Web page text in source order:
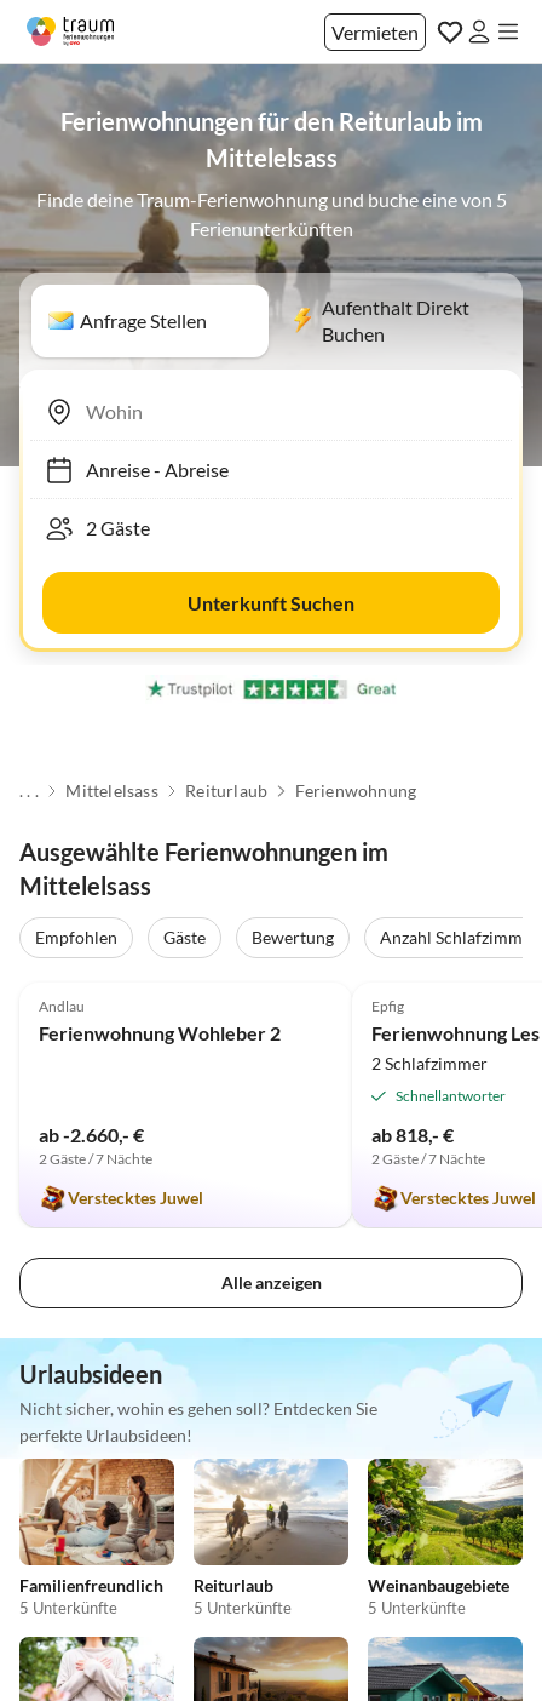
Vermieten
Ferienwohnungen für den Reiturlaub im
Mittelelsass
Finde deine Traum-Ferienwohnung und buche eine von 5
Ferienunterkünften
Anfrage Stellen
Aufenthalt Direkt
Buchen
Anreise- Abreise
Unterkunft Suchen
. . . Mittelelsass Reiturlaub Ferienwohnung
Ausgewählte Ferienwohnungen im
Mittelelsass
Empfohlen Gäste Bewertung
Anzahl Schlafzimmer
Andlau
Ferienwohnung Wohleber 2
ab -2.660,- €
2 Gäste / 7 Nächte
Verstecktes Juwel
Epfig
2 Schlafzimmer
Schnellantworter
ab 818,- €
2 Gäste / 7 Nächte
Verstecktes Juwel
Alle anzeigen
Urlaubsideen
Nicht sicher, wohin es gehen soll? Entdecken Sie
perfekte Urlaubsideen!
Familienfreundlich
5 Unterkünfte
Reiturlaub
5 Unterkünfte
Weinanbaugebiete
5 Unterkünfte